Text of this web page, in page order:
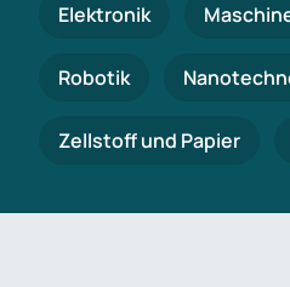
Elektronik
Robotik
Zellstoff und Papier